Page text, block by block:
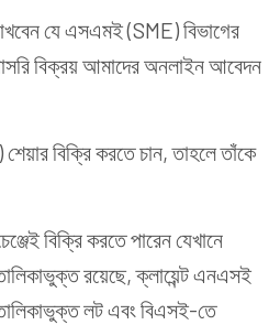
যে এসএমই (SME) বিভাগের
বিক্রয় আমাদের অনলাইন আবেদন
বিক্রি করতে চান, তাহলে তাঁকে
বিক্রি করতে পারেন যেখানে
রয়েছে, ক্লায়েন্ট এনএসই
লট এবং বিএসই-তে